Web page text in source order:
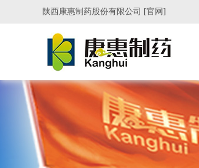
陕西康惠制药股份有限公司 [官网]